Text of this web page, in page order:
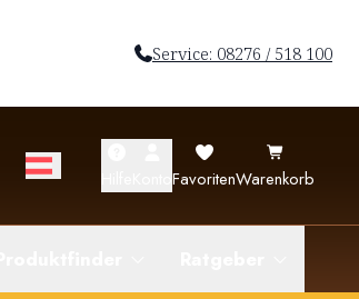
Service: 08276 / 518 100
FavoritenWarenkorb